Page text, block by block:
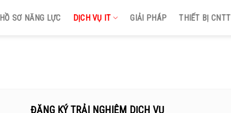
HỒ SƠ NĂNG LỰC DỊCH VỤ IT GIẢI PHÁP THIẾT BỊ CNTT
ĐĂNG KÝ TRẢI NGHIỆM DỊCH VỤ